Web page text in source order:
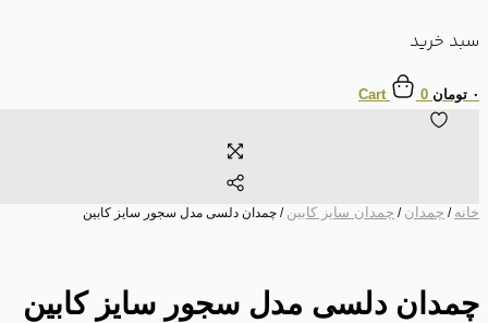
سبد خرید
تومان 0
Cart
خانه/ چمدان/ چمدان سایز کابین/ چمدان دلسی مدل سجور سایز کابین
چمدان دلسی مدل سجور سایز کابین